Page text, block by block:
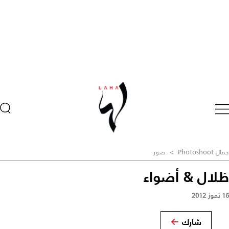
جمال Photoshoot > صور
ظلال & أضواء
16 تموز 2012
شارك